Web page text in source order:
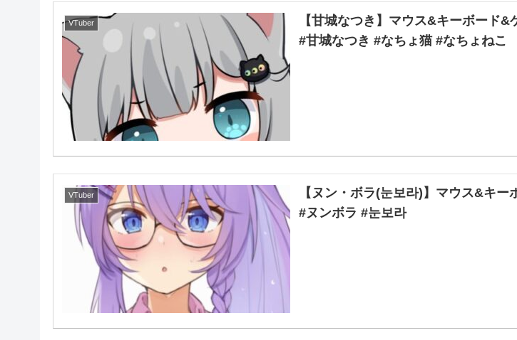
VTuber
【甘城なつき】マウス&キーボード&
#甘城なつき #なちょ猫 #なちょねこ
VTuber
【ヌン・ボラ(눈보라)】マウス&キー
#ヌンボラ #눈보라